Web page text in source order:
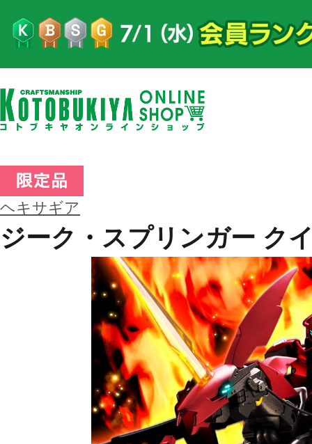
ヘキサギア
ジーク・スプリンガー ク